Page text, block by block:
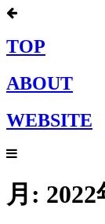
TOP
ABOUT
WEBSITE
月: 2022